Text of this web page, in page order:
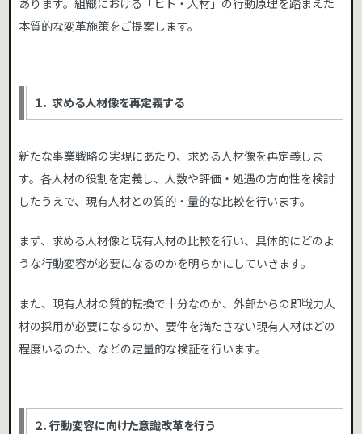
あります。組織における「ヒト・人材」の行動原理を踏まえた
本質的な変革施策をご提案します。
１． 求める人材像を再定義する
新たな事業戦略の実現にあたり、求める人材像を再定義しま
す。各人材の役割を定義し、人数や評価・処遇の方向性を検討
したうえで、現有人材との質的・量的な比較を行います。
まず、求める人材像と現有人材の比較を行い、具体的にどのよ
うな行動変容が必要になるのかを明らかにしていきます。
また、現有人材の質的転換で十分なのか、外部からの即戦力人
材の採用が必要になるのか、要件を満たさない現有人材はどの
程度いるのか、などの定量的な検証を行います。
２．行動変容に向けた意識改革を行う